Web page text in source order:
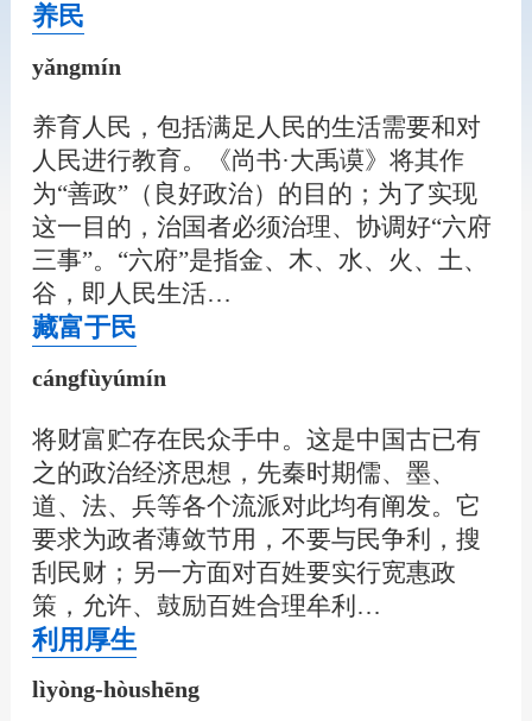
养民
yǎngmín
养育人民，包括满足人民的生活需要和对
人民进行教育。《尚书·大禹谟》将其作
为“善政”（良好政治）的目的；为了实现
这一目的，治国者必须治理、协调好“六府
三事”。“六府”是指金、木、水、火、土、
谷，即人民生活…
藏富于民
cángfùyúmín
将财富贮存在民众手中。这是中国古已有
之的政治经济思想，先秦时期儒、墨、
道、法、兵等各个流派对此均有阐发。它
要求为政者薄敛节用，不要与民争利，搜
刮民财；另一方面对百姓要实行宽惠政
策，允许、鼓励百姓合理牟利…
利用厚生
lìyòng-hòushēng